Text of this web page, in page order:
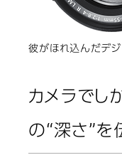
彼がほれ込んだデジ
カメラでし
の“深さ”を